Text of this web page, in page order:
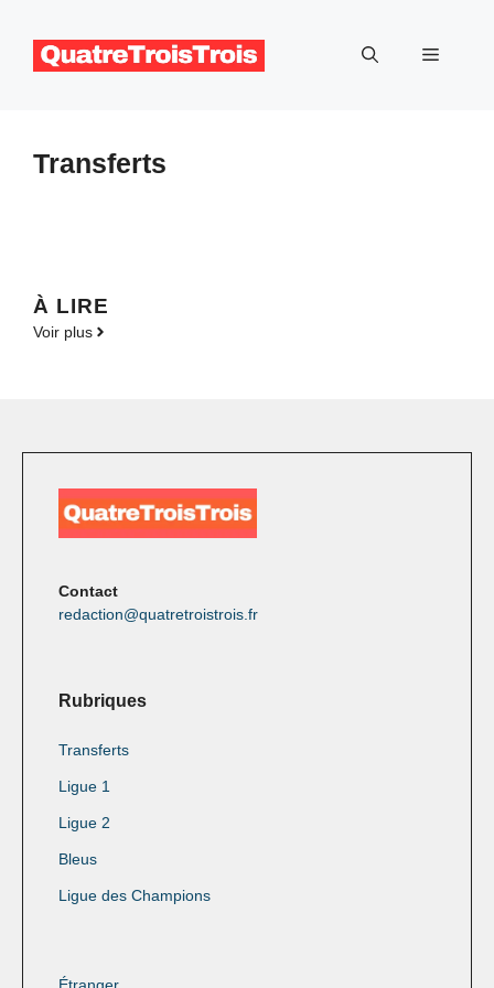
contenu
Menu
Transferts
À LIRE
Voir plus
Contact
redaction@quatretroistrois.fr
Rubriques
Transferts
Ligue 1
Ligue 2
Bleus
Ligue des Champions
Étranger